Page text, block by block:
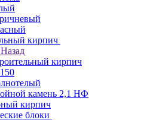
кирпич
Назад
кирпич
камень 2,1 НФ
кирпич
блоки